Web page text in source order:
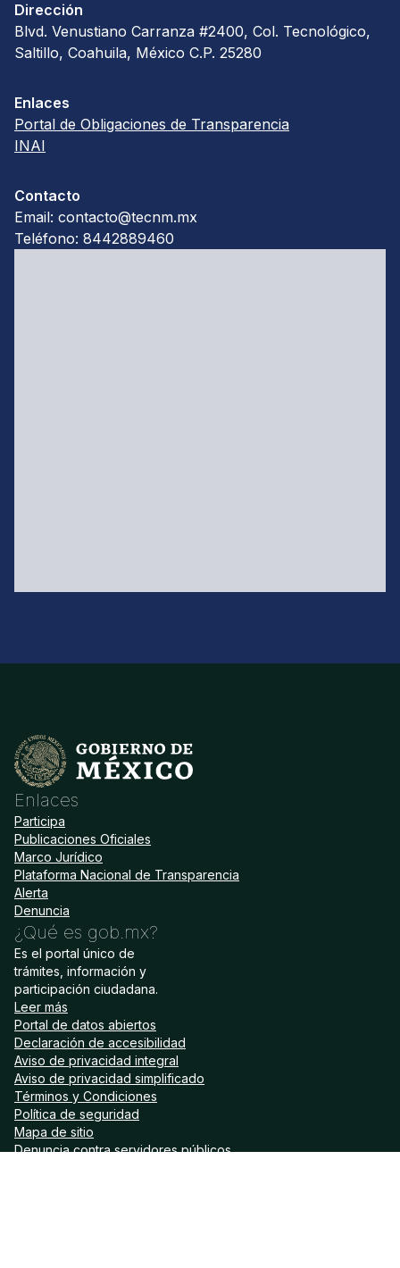
Dirección
Blvd. Venustiano Carranza #2400, Col. Tecnológico,
Saltillo, Coahuila, México C.P. 25280
Enlaces
Portal de Obligaciones de Transparencia
INAI
Contacto
Email: contacto@tecnm.mx
Teléfono: 8442889460
Enlaces
Participa
Publicaciones Oficiales
Marco Jurídico
Plataforma Nacional de Transparencia
Alerta
Denuncia
¿Qué es gob.mx?
Es el portal único de
trámites, información y
participación ciudadana.
Leer más
Portal de datos abiertos
Declaración de accesibilidad
Aviso de privacidad integral
Aviso de privacidad simplificado
Términos y Condiciones
Política de seguridad
Mapa de sitio
Denuncia contra servidores públicos